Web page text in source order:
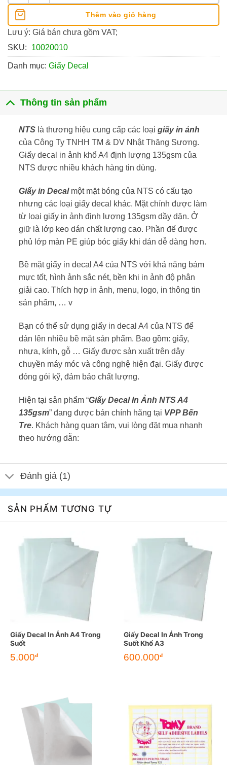
Thêm vào giỏ hàng
Lưu ý: Giá bán chưa gồm VAT;
SKU:
10020010
Danh mục: Giấy Decal
Thông tin sản phẩm
NTSlà thương hiệu cung cấp các loại giấy in ảnh
của Công Ty TNHH TM & DV Nhật Thăng Sương.
Giấy decal in ảnh khổ A4 định lượng 135gsm của
NTS được nhiều khách hàng tin dùng.
Giấy in Decalmột mặt bóng của NTS có cấu tạo
nhưng các loại giấy decal khác. Mặt chính được làm
từ loại giấy in ảnh định lượng 135gsm dầy dặn. Ở
giữ là lớp keo dán chất lượng cao. Phần đế được
phủ lớp màn PE giúp bóc giấy khi dán dễ dàng hơn.
Bề mặt giấy in decal A4 của NTS với khả năng bám
mực tốt, hình ảnh sắc nét, bền khi in ảnh độ phân
giải cao. Thích hợp in ảnh, menu, logo, in thông tin
sản phẩm, … v
Bạn có thể sử dụng giấy in decal A4 của NTS để
dán lên nhiều bề mặt sản phẩm. Bao gồm: giấy,
nhựa, kính, gỗ … Giấy được sản xuất trên dây
chuyền máy móc và công nghệ hiện đại. Giấy được
đóng gói kỹ, đảm bảo chất lượng.
Hiện tại sản phẩm “Giấy Decal In Ảnh NTS A4
135gsm” đang được bán chính hãng tại VPP Bến
Tre. Khách hàng quan tâm, vui lòng đặt mua nhanh
theo hướng dẫn:
Đánh giá (1)
SẢN PHẨM TƯƠNG TỰ
Giấy Decal In Ảnh A4 Trong
Suốt
5.000đ
Giấy Decal In Ảnh Trong
Suốt Khổ A3
600.000đ